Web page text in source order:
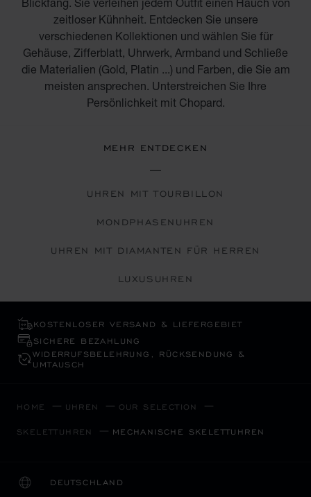
zeitloser Kühnheit. Entdecken Sie unsere
verschiedenen Kollektionen und wählen Sie für
Gehäuse, Zifferblatt, Uhrwerk, Armband und Schließe
die Materialien (Gold, Platin ...) und Farben, die Sie am
meisten ansprechen. Unterstreichen Sie Ihre
Persönlichkeit mit Chopard.
MEHR ENTDECKEN
UHREN MIT TOURBILLON
MONDPHASENUHREN
UHREN MIT DIAMANTEN FÜR HERREN
LUXUSUHREN
KOSTENLOSER VERSAND & LIEFERGEBIET
SICHERE BEZAHLUNG
WIDERRUFS­BELEHRUNG, RÜCKSENDUNG &
UMTAUSCH
HOME UHREN OUR SELECTION
SKELETTUHREN MECHANISCHE SKELETTUHREN
DEUTSCHLAND
LOKALISIERUNG (LAND ÄNDERN)
LAND ÄNDERN